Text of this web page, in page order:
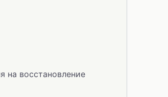
на восстановление